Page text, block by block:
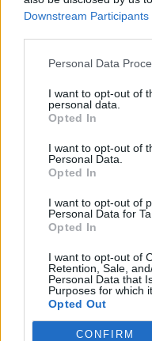
Downstream Participants
Personal Data
I want to opt-out of
personal data.
Opted In
I want to opt-out of
Personal Data.
Opted In
I want to opt-out of
Personal Data for
Opted In
I want to opt-out of
Retention, Sale,
Personal Data that
Purposes for which
Opted Out
CONFIRM
Guru
Ha utálod a
szeretni
A lehető
Amazon Mass
Shepard, ott
Kezdhetünk
Effect
LEGFRISSEBB VIDEÓNK